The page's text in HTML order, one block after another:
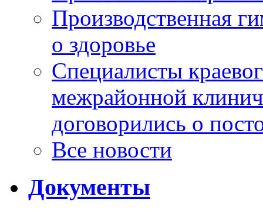
Производственная
о здоровье
Специалисты
межрайонной
договорились о
Все новости
Документы